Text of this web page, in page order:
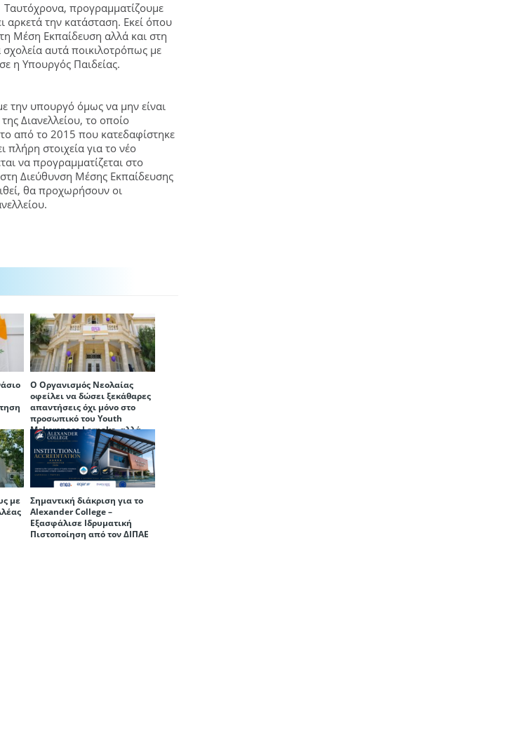
Ταυτόχρονα, προγραμματίζουμε
την κατάσταση. Εκεί όπου
Μέση Εκπαίδευση αλλά και στη
σχολεία αυτά ποικιλοτρόπως με
η Υπουργός Παιδείας.
την υπουργό όμως να μην είναι
Διανελλείου, το οποίο
από το 2015 που κατεδαφίστηκε
στοιχεία για το νέο
να προγραμματίζεται στο
Διεύθυνση Μέσης Εκπαίδευσης
θα προχωρήσουν οι
Ο Οργανισμός Νεολαίας
οφείλει να δώσει ξεκάθαρες
απαντήσεις όχι μόνο στο
προσωπικό του Youth
Makerspace Larnaka, αλλά
και στην ίδια την πόλη της
Λάρνακας
με
Σημαντική διάκριση για το
Alexander College –
Εξασφάλισε Ιδρυματική
Πιστοποίηση από τον ΔΙΠΑΕ